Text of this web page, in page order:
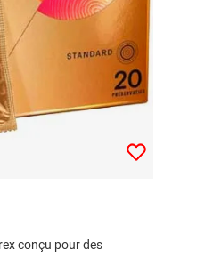
conçu pour des